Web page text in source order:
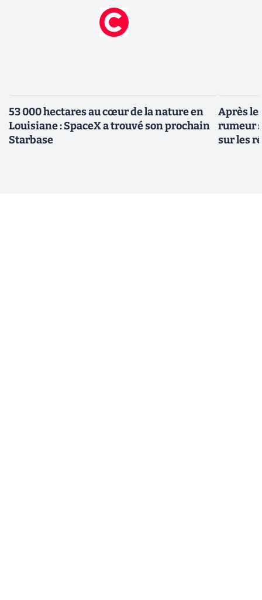
53 000 hectares au cœur de la nature en
Louisiane : SpaceX a trouvé son prochain
Starbase
Après
rumeur
sur les